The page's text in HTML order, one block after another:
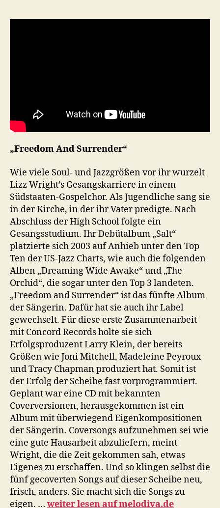
„Freedom And Surrender“
Wie viele Soul- und Jazzgrößen vor ihr wurzelt
Lizz Wright’s Gesangskarriere in einem
Südstaaten-Gospelchor. Als Jugendliche sang sie
in der Kirche, in der ihr Vater predigte. Nach
Abschluss der High School folgte ein
Gesangsstudium. Ihr Debütalbum „Salt“
platzierte sich 2003 auf Anhieb unter den Top
Ten der US-Jazz Charts, wie auch die folgenden
Alben „Dreaming Wide Awake“ und „The
Orchid“, die sogar unter den Top 3 landeten.
„Freedom and Surrender“ ist das fünfte Album
der Sängerin. Dafür hat sie auch ihr Label
gewechselt. Für diese erste Zusammenarbeit
mit Concord Records holte sie sich
Erfolgsproduzent Larry Klein, der bereits
Größen wie Joni Mitchell, Madeleine Peyroux
und Tracy Chapman produziert hat. Somit ist
der Erfolg der Scheibe fast vorprogrammiert.
Geplant war eine CD mit bekannten
Coverversionen, herausgekommen ist ein
Album mit überwiegend Eigenkompositionen
der Sängerin. Coversongs aufzunehmen sei wie
eine gute Hausarbeit abzuliefern, meint
Wright, die die Zeit gekommen sah, etwas
Eigenes zu erschaffen. Und so klingen selbst die
fünf gecoverten Songs auf dieser Scheibe neu,
frisch, anders. Sie macht sich die Songs zu
eigen. … weiter lesen auf melodiva.de